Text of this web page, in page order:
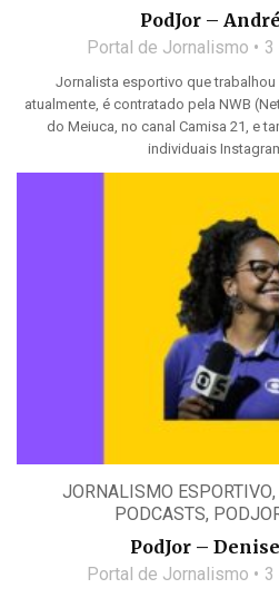
PodJor –
Portal de Jornalismo 3
Jornalista esportivo que trabalhou
atualmente, é contratado pela NWB
do Meiuca, no canal Camisa 21, e
individuais
JORNALISMO ESPORTIVO,
PODCASTS,
PodJor –
Portal de Jornalismo 3